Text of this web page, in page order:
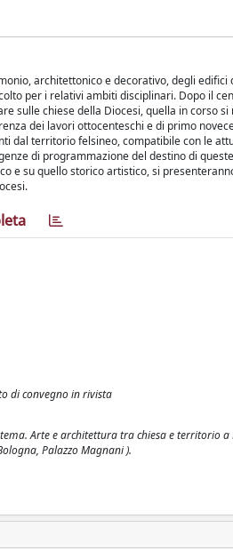
architettonico e decorativo, degli
per i relativi ambiti disciplinari. Dopo il
sulle chiese della Diocesi, quella in corso
dei lavori ottocenteschi e di primo
dal territorio felsineo, compatibile con le
di programmazione del destino di
e su quello storico artistico, si
di convegno in rivista
Arte e architettura tra chiesa e territorio
Palazzo Magnani ).